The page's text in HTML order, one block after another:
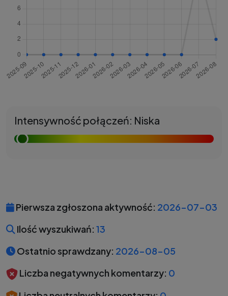
Intensywność połączeń: Niska
Pierwsza zgłoszona aktywność: 2026-07-03
Ilość wyszukiwań: 13
Ostatnio sprawdzany: 2026-08-05
Liczba negatywnych komentarzy: 0